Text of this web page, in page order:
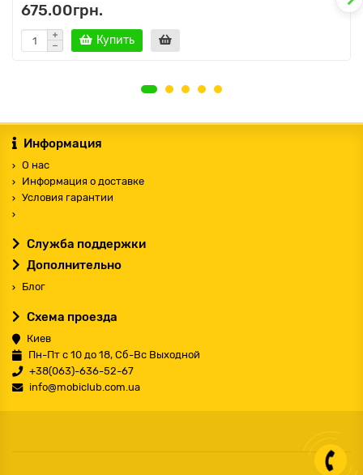
675.00грн.
Купить
Информация
О нас
Информация о доставке
Условия гарантии
Служба поддержки
Дополнительно
Блог
Схема проезда
Киев
Пн-Пт с 10 до 18, Сб-Вс Выходной
+38(063)-636-52-67
info@mobiclub.com.ua